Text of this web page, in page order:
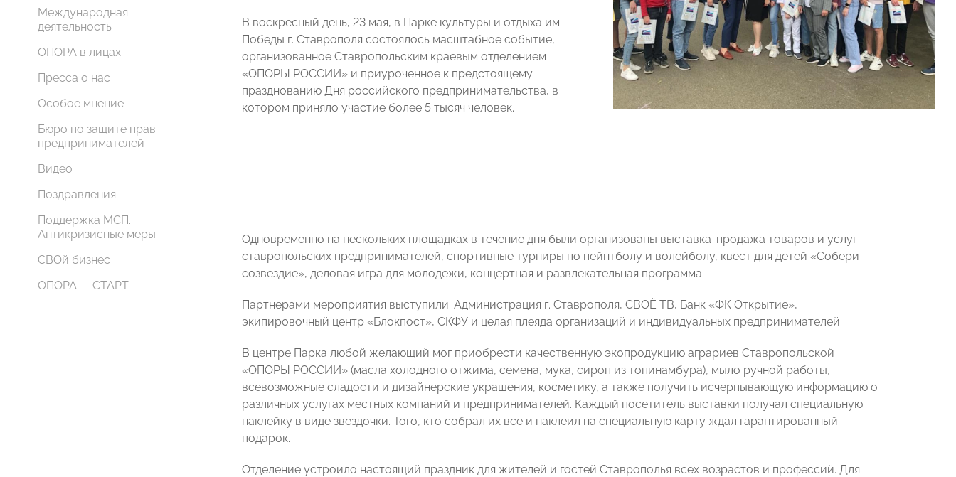
Международная
деятельность
ОПОРА в лицах
Пресса о нас
Особое мнение
Бюро по защите прав
предпринимателей
Видео
Поздравления
Поддержка МСП.
Антикризисные меры
СВОй бизнес
ОПОРА — СТАРТ
В воскресный день, 23 мая, в Парке культуры и отдыха им.
Победы г. Ставрополя состоялось масштабное событие,
организованное Ставропольским краевым отделением
«ОПОРЫ РОССИИ» и приуроченное к предстоящему
празднованию Дня российского предпринимательства, в
котором приняло участие более 5 тысяч человек.
Одновременно на нескольких площадках в течение дня были организованы выставка-продажа товаров и услуг
ставропольских предпринимателей, спортивные турниры по пейнтболу и волейболу, квест для детей «Собери
созвездие», деловая игра для молодежи, концертная и развлекательная программа.
Партнерами мероприятия выступили: Администрация г. Ставрополя, СВОЁ ТВ, Банк «ФК Открытие»,
экипировочный центр «Блокпост», СКФУ и целая плеяда организаций и индивидуальных предпринимателей.
В центре Парка любой желающий мог приобрести качественную экопродукцию аграриев Ставропольской
«ОПОРЫ РОССИИ» (масла холодного отжима, семена, мука, сироп из топинамбура), мыло ручной работы,
всевозможные сладости и дизайнерские украшения, косметику, а также получить исчерпывающую информацию о
различных услугах местных компаний и предпринимателей. Каждый посетитель выставки получал специальную
наклейку в виде звездочки. Того, кто собрал их все и наклеил на специальную карту ждал гарантированный
подарок.
Отделение устроило настоящий праздник для жителей и гостей Ставрополья всех возрастов и профессий. Для